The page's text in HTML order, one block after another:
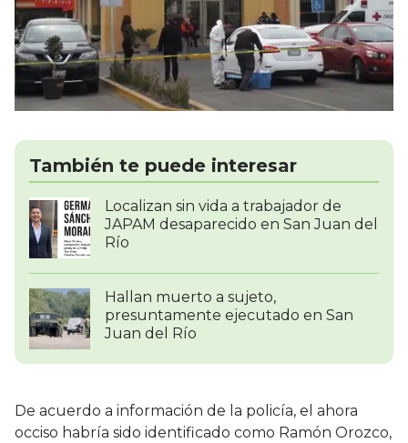
También te puede interesar
Localizan sin vida a trabajador de
JAPAM desaparecido en San Juan del
Río
Hallan muerto a sujeto,
presuntamente ejecutado en San
Juan del Río
De acuerdo a información de la policía, el ahora
occiso habría sido identificado como Ramón Orozco,